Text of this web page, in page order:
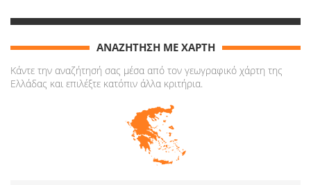
ΑΝΑΖΗΤΗΣΗ ΜΕ ΧΑΡΤΗ
Κάντε την αναζήτησή σας μέσα από τον γεωγραφικό χάρτη της
Ελλάδας και επιλέξτε κατόπιν άλλα κριτήρια.